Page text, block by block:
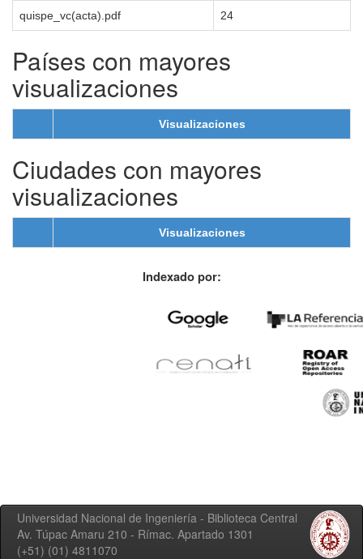
quispe_vc(acta).pdf 24
Países con mayores
visualizaciones
Visualizaciones
Ciudades con mayores
visualizaciones
Visualizaciones
Indexado por:
Universidad Nacional de Ingeniería - Biblioteca Central
Av. Túpac Amaru 210 - Rímac. Apartado 1301
(+51) (01) 4811070